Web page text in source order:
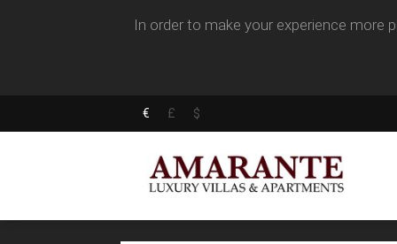
In order to make your experience more
€ £ $